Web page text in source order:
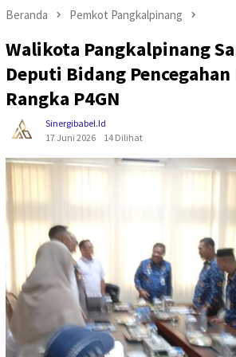
Beranda Pemkot Pangkalpinang
Walikota Pangkalpinang
Deputi Bidang Pencegahan
Rangka P4GN
Sinergibabel.id
17 Juni 2026
14 Dilihat